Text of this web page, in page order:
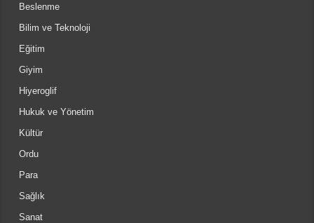
Beslenme
Bilim ve Teknoloji
Eğitim
Giyim
Hiyeroglif
Hukuk ve Yönetim
Kültür
Ordu
Para
Sağlık
Sanat